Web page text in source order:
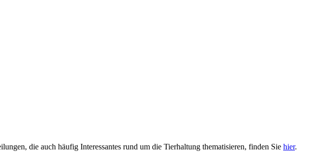
die auch häufig Interessantes rund um die Tierhaltung thematisieren, finden Sie hier.